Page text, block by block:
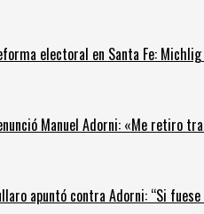
electoral en Santa Fe:
Manuel Adorni: «Me retiro
apuntó contra Adorni: “Si